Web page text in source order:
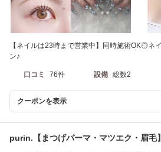
【ネイルは23時まで営業中】同時施術OK◎ネ
ン♪
口コミ 76件 設備 総数2
クーポンを表示
purin.【まつげパーマ・マツエク・眉毛】